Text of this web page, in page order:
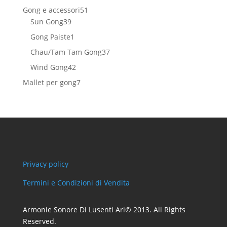
Gong e accessori51
Sun Gong3939
prodotti
Gong Paiste1
prodotto
Chau/Tam Tam Gong3737
Wind Gong4242
prodotti
Mallet per gong77
Privacy policy
Termini e Condizioni di Vendita
Armonie Sonore Di Lusenti Ari© 2013. All Rights
Reserved.